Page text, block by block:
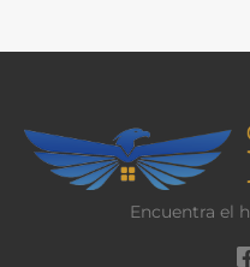
Encuentra el